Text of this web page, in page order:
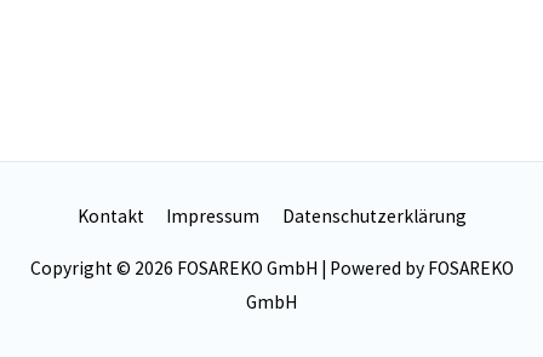
Kontakt Impressum Datenschutzerklärung
Copyright © 2026 FOSAREKO GmbH | Powered by FOSAREKO
GmbH